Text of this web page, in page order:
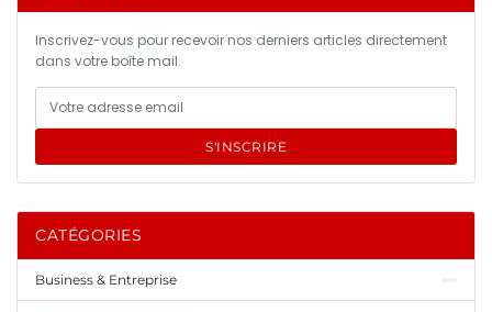
Inscrivez-vous pour recevoir nos derniers articles directement
dans votre boîte mail.
S'INSCRIRE
CATÉGORIES
Business & Entreprise